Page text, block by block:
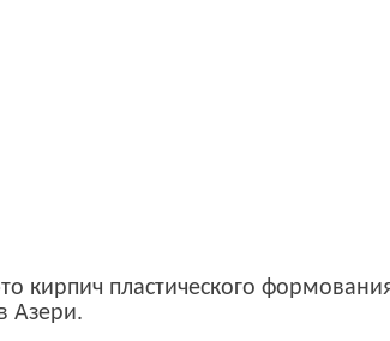
кирпич пластического
Азери.